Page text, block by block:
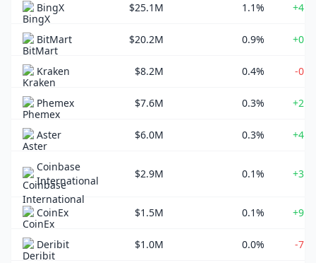
BingX $25.1M 1.1%
BitMart $20.2M 0.9%
Kraken $8.2M 0.4% -
Phemex $7.6M 0.3%
Aster $6.0M 0.3%
Coinbase
International
$2.9M 0.1%
CoinEx $1.5M 0.1%
Deribit $1.0M 0.0% -